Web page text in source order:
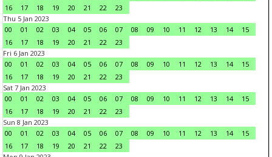
16
17 18 19 20 21 22
23
Thu 5 Jan 2023
00
01 02 03 04 05 06 07 08 09 10 11 12 13 14
15
16
17 18 19 20 21 22
23
Fri 6 Jan 2023
00
01 02 03 04 05 06 07 08 09 10 11 12 13 14
15
16
17 18 19 20 21 22
23
Sat 7 Jan 2023
00
01 02 03 04 05 06 07 08 09 10 11 12 13 14
15
16
17 18 19 20 21 22
23
Sun 8 Jan 2023
00
01 02 03 04 05 06 07 08 09 10 11 12 13 14
15
16
17 18 19 20 21 22
23